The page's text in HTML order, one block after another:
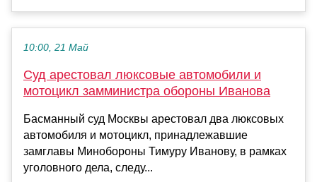
10:00, 21 Май
Суд арестовал люксовые автомобили и
мотоцикл замминистра обороны Иванова
Басманный суд Москвы арестовал два люксовых
автомобиля и мотоцикл, принадлежавшие
замглавы Минобороны Тимуру Иванову, в рамках
уголовного дела, следу...